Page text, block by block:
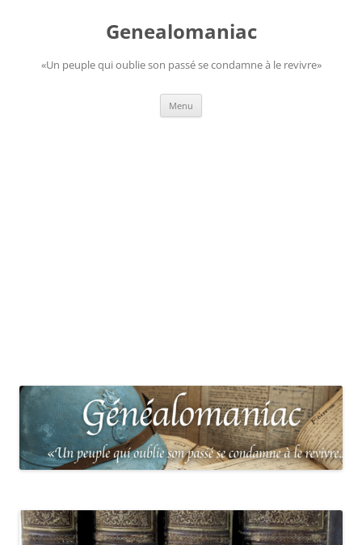
Genealomaniac
«Un peuple qui oublie son passé se condamne à le revivre»
Menu